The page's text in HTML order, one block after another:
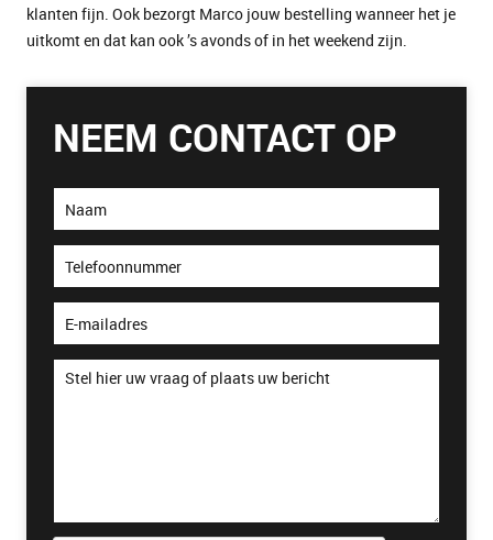
klanten fijn. Ook bezorgt Marco jouw bestelling wanneer het je
uitkomt en dat kan ook ’s avonds of in het weekend zijn.
NEEM CONTACT OP